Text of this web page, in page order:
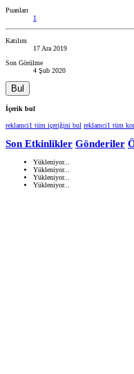
Puanları
1
Katılım
17 Ara 2019
Son Görülme
4 Şub 2020
Bul
İçerik bul
reklamci1 tüm içeriğini bul reklamci1 tüm
Son Etkinlikler Gönderiler
Yükleniyor...
Yükleniyor...
Yükleniyor...
Yükleniyor...